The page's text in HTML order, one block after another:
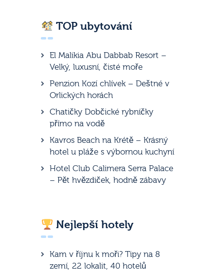
TOP ubytování
El Malikia Abu Dabbab Resort –
Velký, luxusní, čisté moře
Penzion Kozí chlívek – Deštné v
Orlických horách
Chatičky Dobčické rybníčky
přímo na vodě
Kavros Beach na Krétě – Krásný
hotel u pláže s výbornou kuchyní
Hotel Club Calimera Serra Palace
– Pět hvězdiček, hodně zábavy
Nejlepší hotely
Kam v říjnu k moři? Tipy na 8
zemí, 22 lokalit, 40 hotelů